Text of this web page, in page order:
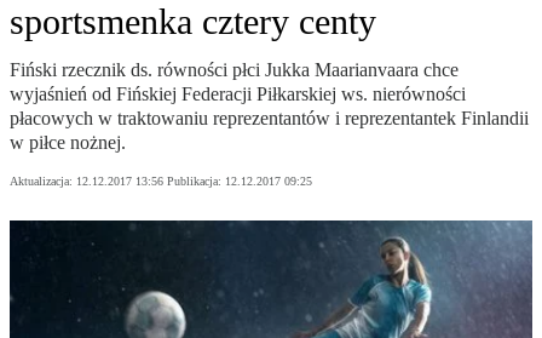
sportsmenka cztery centy
Fiński rzecznik ds. równości płci Jukka Maarianvaara chce
wyjaśnień od Fińskiej Federacji Piłkarskiej ws. nierówności
płacowych w traktowaniu reprezentantów i reprezentantek Finlandii
w piłce nożnej.
Aktualizacja: 12.12.2017 13:56 Publikacja: 12.12.2017 09:25